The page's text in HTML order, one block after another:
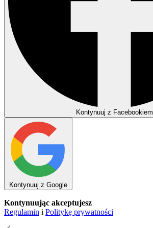
Kontynuuj z Facebookiem
Kontynuuj z Google
Kontynuując akceptujesz
Regulamin i Politykę prywatności